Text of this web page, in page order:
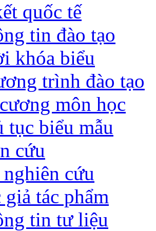
quốc tế
tin đào tạo
khóa biểu
trình đào tạo
môn học
tục biểu mẫu
cứu
cứu
giả tác phẩm
tin tư liệu